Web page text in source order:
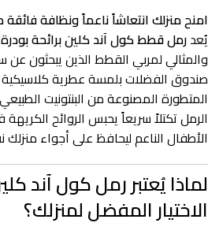
امنح منزلك انتعاشاً ناعماً ونظافة
يُعدرمل قطط كول آند كلين برائحة
والمثالي لمربي القطط الذين يبحثون
صندوق الفضلات بلمسة عطرية كلاسيكية
المتطورة المصنوعة من البنتونيت
الرمل تكتلاً سريعاً يحبس الروائح الكريهة
الأطفال الناعم ليحافظ على أجواء
لماذا يُعتبر رمل كول آند
الاختيار المفضل لمنزلك؟